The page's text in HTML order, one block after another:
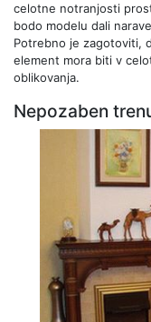
celotne notranjosti
bodo modelu dali
Potrebno je zagotoviti,
element mora biti v
oblikovanja.
Nepozaben